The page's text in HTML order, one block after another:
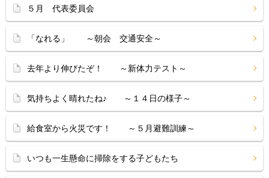
５月 代表委員会
「なれる」 ～朝会 交通安全～
去年より伸びたぞ！ ～新体力テスト～
気持ちよく晴れたね♪ ～１４日の様子～
給食室から火災です！ ～５月避難訓練～
いつも一生懸命に掃除をする子どもたち